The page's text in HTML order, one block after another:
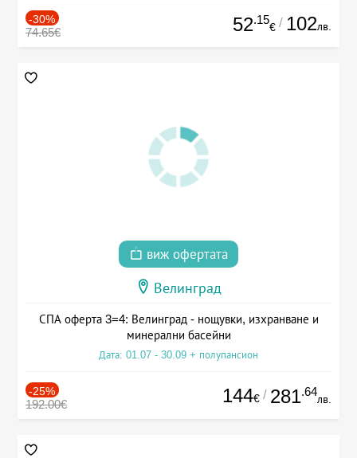
-30%
74.65€ 52.15
€ / 102лв.
виж офертата
Велинград
СПА оферта 3=4: Велинград - нощувки, изхранване и
минерални басейни
Дата: 01.07 - 30.09 + полупансион
-25%
192.00€ 144€ / 281.64
лв.